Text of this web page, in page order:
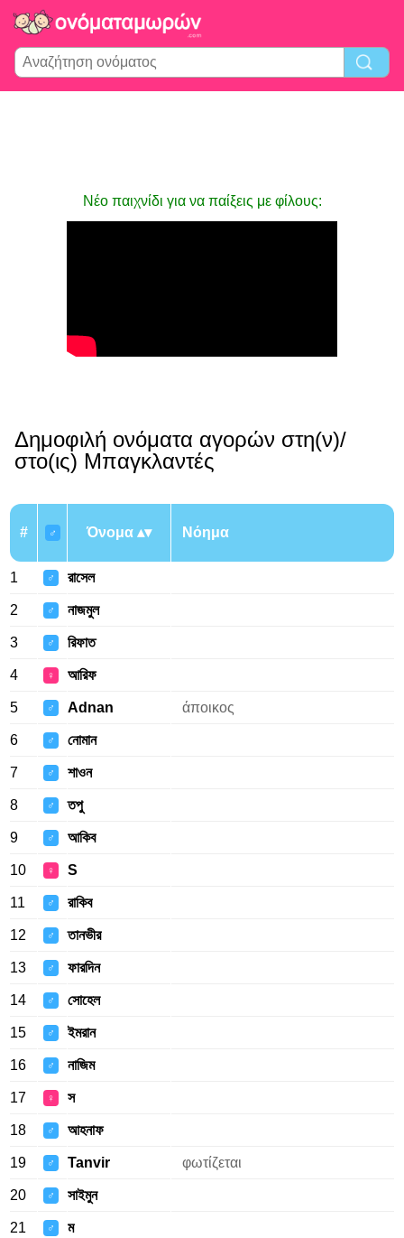
Νέο παιχνίδι για να παίξεις με φίλους:
Δημοφιλή ονόματα αγορών στη(ν)/
στο(ις) Μπαγκλαντές
# ♂ Όνομα Νόημα
1 ♂ রাসেল
2 ♂ নাজমুল
3 ♂ রিফাত
4 ♀ আরিফ
5 ♂ Adnan άποικος
6 ♂ নোমান
7 ♂ শাওন
8 ♂ তপু
9 ♂ আকিব
10 ♀ S
11 ♂ রাকিব
12 ♂ তানভীর
13 ♂ ফারদিন
14 ♂ সোহেল
15 ♂ ইমরান
16 ♂ নাজিম
17 ♀ স
18 ♂ আহনাফ
19 ♂ Tanvir φωτίζεται
20 ♂ সাইমুন
21 ♂ ম